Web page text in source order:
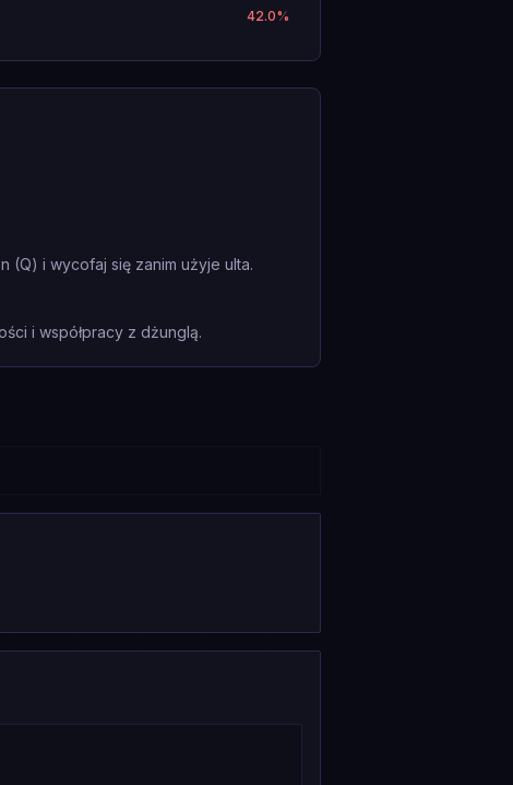
42.0%
(Q) i wycofaj się zanim użyje ulta.
i współpracy z dżunglą.